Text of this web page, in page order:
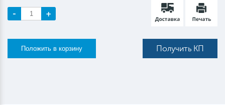
- +
Получить КП